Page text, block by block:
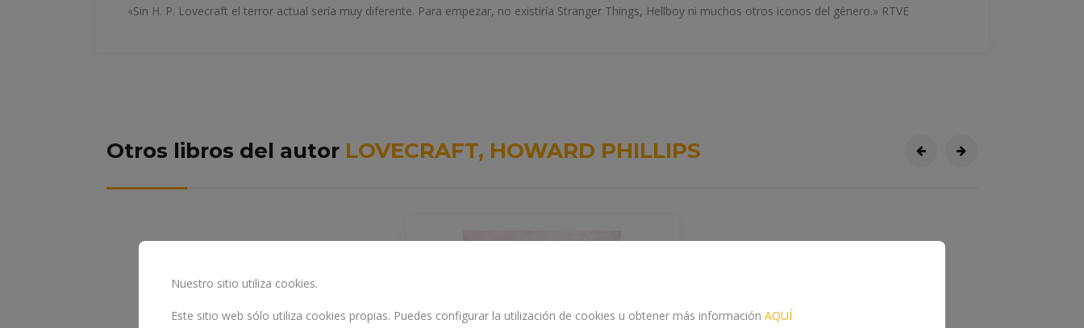
«Sin H. P. Lovecraft el terror actual sería muy diferente. Para empezar, no existiría Stranger Things, Hellboy ni muchos otros iconos del género.» RTVE
Otros libros del autor LOVECRAFT, HOWARD PHILLIPS
Nuestro sitio utiliza cookies.
Este sitio web sólo utiliza cookies propias. Puedes configurar la utilización de cookies u obtener más información AQUÍ